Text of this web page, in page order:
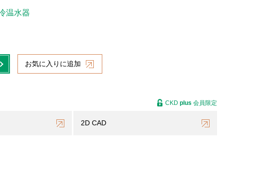
温水器
お気に入りに追加
2D CAD
CKD plus 会員限定